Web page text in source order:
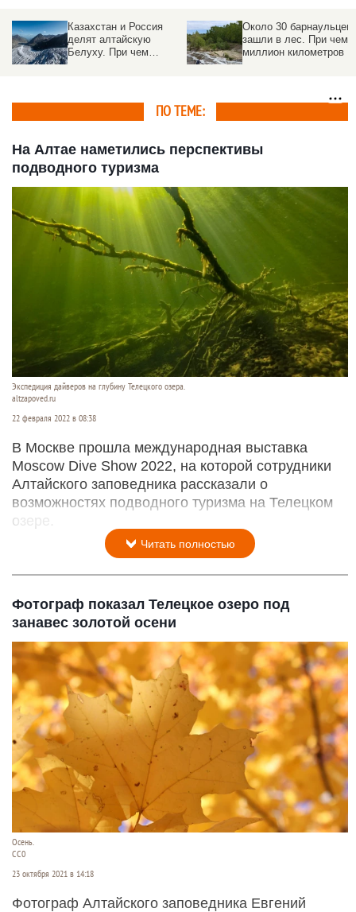
Около 30 барнаульцев
зашли в лес. При чем
миллион километров
Появится смотровая
площадка на каскаде
водопадов в
ПО ТЕМЕ:
На Алтае наметились перспективы
подводного туризма
Экспедиция дайверов на глубину Телецкого озера.
altzapoved.ru
22 февраля 2022 в 08:38
В Москве прошла международная выставка
Moscow Dive Show 2022, на которой сотрудники
Алтайского заповедника рассказали о
возможностях подводного туризма на Телецком
озере.
Читать полностью
Фотограф показал Телецкое озеро под
занавес золотой осени
Осень.
СС0
23 октября 2021 в 14:18
Фотограф Алтайского заповедника Евгений